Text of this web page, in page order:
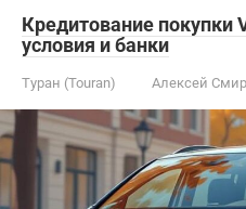
Кредитование покупки
условия и банки
Туран (Touran) Алексей